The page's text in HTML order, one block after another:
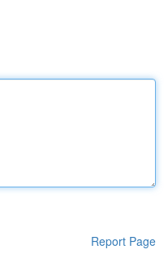
Report Page